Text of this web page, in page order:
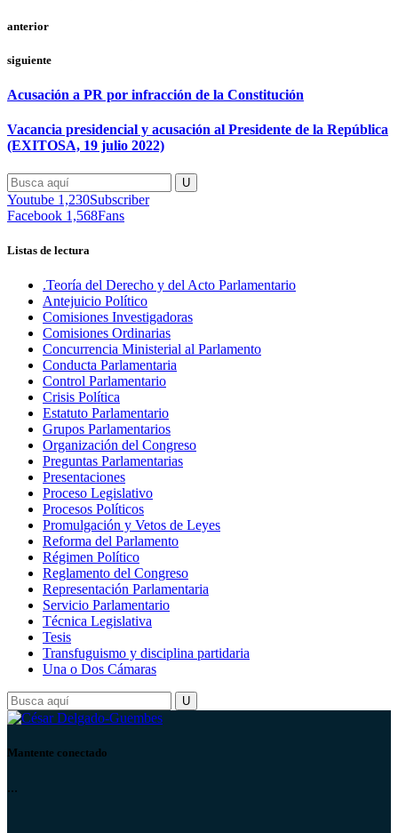
anterior
siguiente
Acusación a PR por infracción de la Constitución
Vacancia presidencial y acusación al Presidente de la República
(EXITOSA, 19 julio 2022)
Youtube 1,230Subscriber
Facebook 1,568Fans
Listas de lectura
.Teoría del Derecho y del Acto Parlamentario
Antejuicio Político
Comisiones Investigadoras
Comisiones Ordinarias
Concurrencia Ministerial al Parlamento
Conducta Parlamentaria
Control Parlamentario
Crisis Política
Estatuto Parlamentario
Grupos Parlamentarios
Organización del Congreso
Preguntas Parlamentarias
Presentaciones
Proceso Legislativo
Procesos Políticos
Promulgación y Vetos de Leyes
Reforma del Parlamento
Régimen Político
Reglamento del Congreso
Representación Parlamentaria
Servicio Parlamentario
Técnica Legislativa
Tesis
Transfuguismo y disciplina partidaria
Una o Dos Cámaras
Mantente conectado
...